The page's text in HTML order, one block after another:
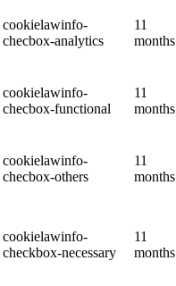
cookielawinfo-
checbox-analytics
11
months
cookielawinfo-
checbox-functional
11
months
cookielawinfo-
checbox-others
11
months
cookielawinfo-
checkbox-necessary
11
months